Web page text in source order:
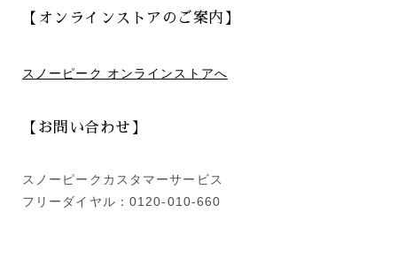
【オンラインストアのご案内】
スノーピーク オンラインストアへ
【お問い合わせ】
スノーピークカスタマーサービス
フリーダイヤル：0120-010-660